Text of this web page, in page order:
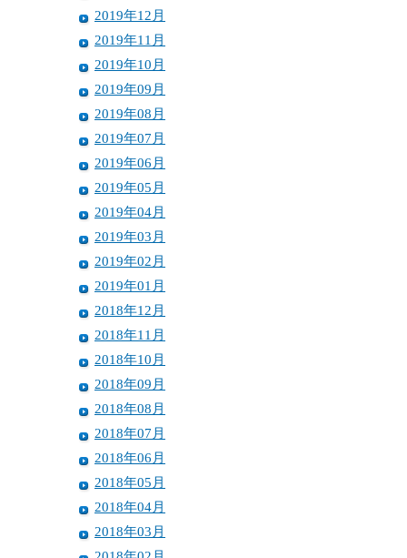
2019年12月
2019年11月
2019年10月
2019年09月
2019年08月
2019年07月
2019年06月
2019年05月
2019年04月
2019年03月
2019年02月
2019年01月
2018年12月
2018年11月
2018年10月
2018年09月
2018年08月
2018年07月
2018年06月
2018年05月
2018年04月
2018年03月